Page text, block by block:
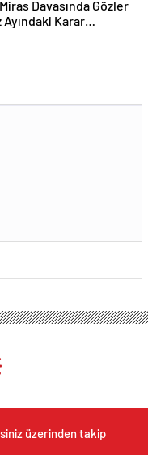
Miras Davasında Gözler
Karar
üzerinden takip